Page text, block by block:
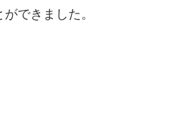
できました。